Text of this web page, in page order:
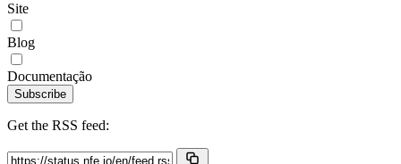
Site
Blog
Documentação
Subscribe
Get the RSS feed: